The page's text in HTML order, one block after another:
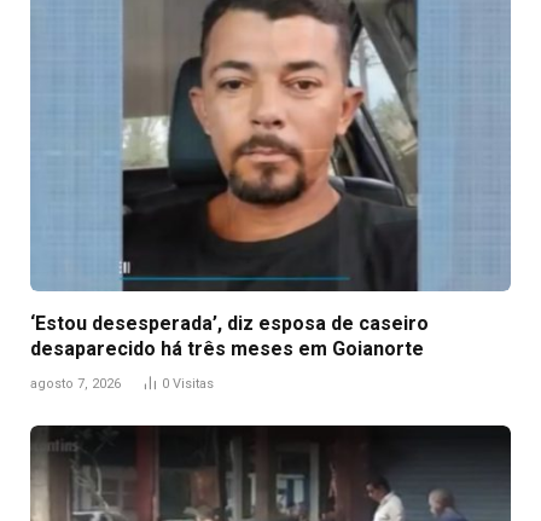
‘Estou desesperada’, diz esposa de caseiro
desaparecido há três meses em Goianorte
agosto 7, 2026 0 Visitas